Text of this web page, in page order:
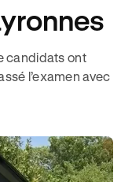
candidats ont
l’examen avec